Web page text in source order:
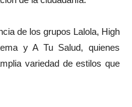
de los grupos Lalola, High
y A Tu Salud, quienes
variedad de estilos que